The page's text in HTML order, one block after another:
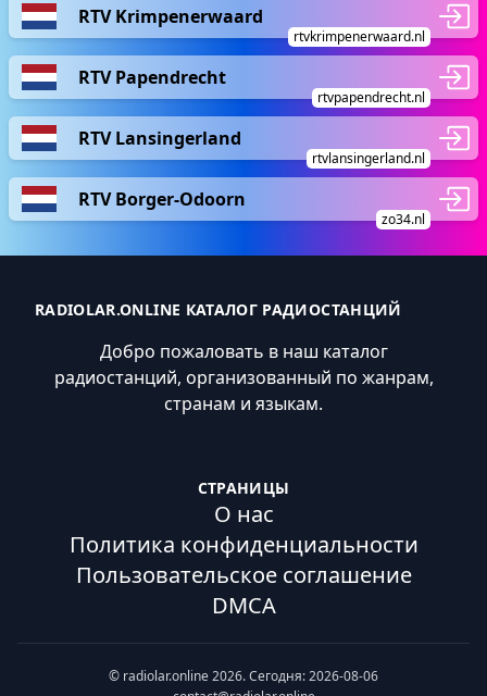
RTV Krimpenerwaard
rtvkrimpenerwaard.nl
RTV Papendrecht
rtvpapendrecht.nl
RTV Lansingerland
rtvlansingerland.nl
RTV Borger-Odoorn
zo34.nl
RADIOLAR.ONLINE КАТАЛОГ РАДИОСТАНЦИЙ
Добро пожаловать в наш каталог
радиостанций, организованный по жанрам,
странам и языкам.
СТРАНИЦЫ
О нас
Политика конфиденциальности
Пользовательское соглашение
DMCA
© radiolar.online 2026. Сегодня: 2026-08-06